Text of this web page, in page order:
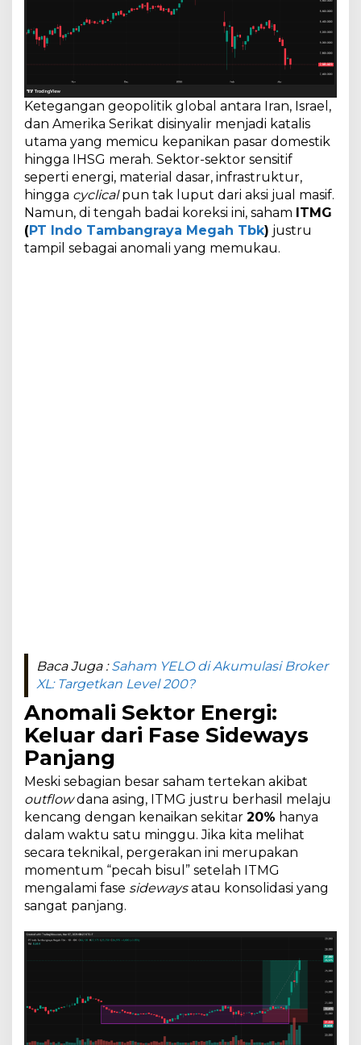
Ketegangan geopolitik global antara Iran, Israel,
dan Amerika Serikat disinyalir menjadi katalis
utama yang memicu kepanikan pasar domestik
hingga IHSG merah. Sektor-sektor sensitif
seperti energi, material dasar, infrastruktur,
hingga cyclicalpun tak luput dari aksi jual masif.
Namun, di tengah badai koreksi ini, saham ITMG
(PT Indo Tambangraya Megah Tbk) justru
tampil sebagai anomali yang memukau.
Baca Juga :Saham YELO di Akumulasi Broker
XL: Targetkan Level 200?
Anomali Sektor Energi:
Keluar dari Fase Sideways
Panjang
Meski sebagian besar saham tertekan akibat
outflowdana asing, ITMG justru berhasil melaju
kencang dengan kenaikan sekitar 20% hanya
dalam waktu satu minggu. Jika kita melihat
secara teknikal, pergerakan ini merupakan
momentum “pecah bisul” setelah ITMG
mengalami fase sidewaysatau konsolidasi yang
sangat panjang.